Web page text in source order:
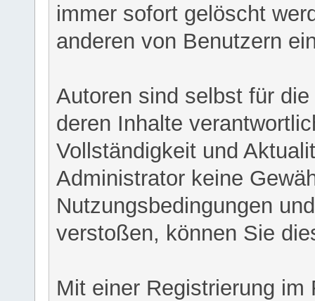
immer sofort gelöscht
anderen von Benutzern
Autoren sind selbst für
deren Inhalte
Vollständigkeit und
Administrator keine
Nutzungsbedingungen
verstoßen, können Sie
Mit einer Registrierung